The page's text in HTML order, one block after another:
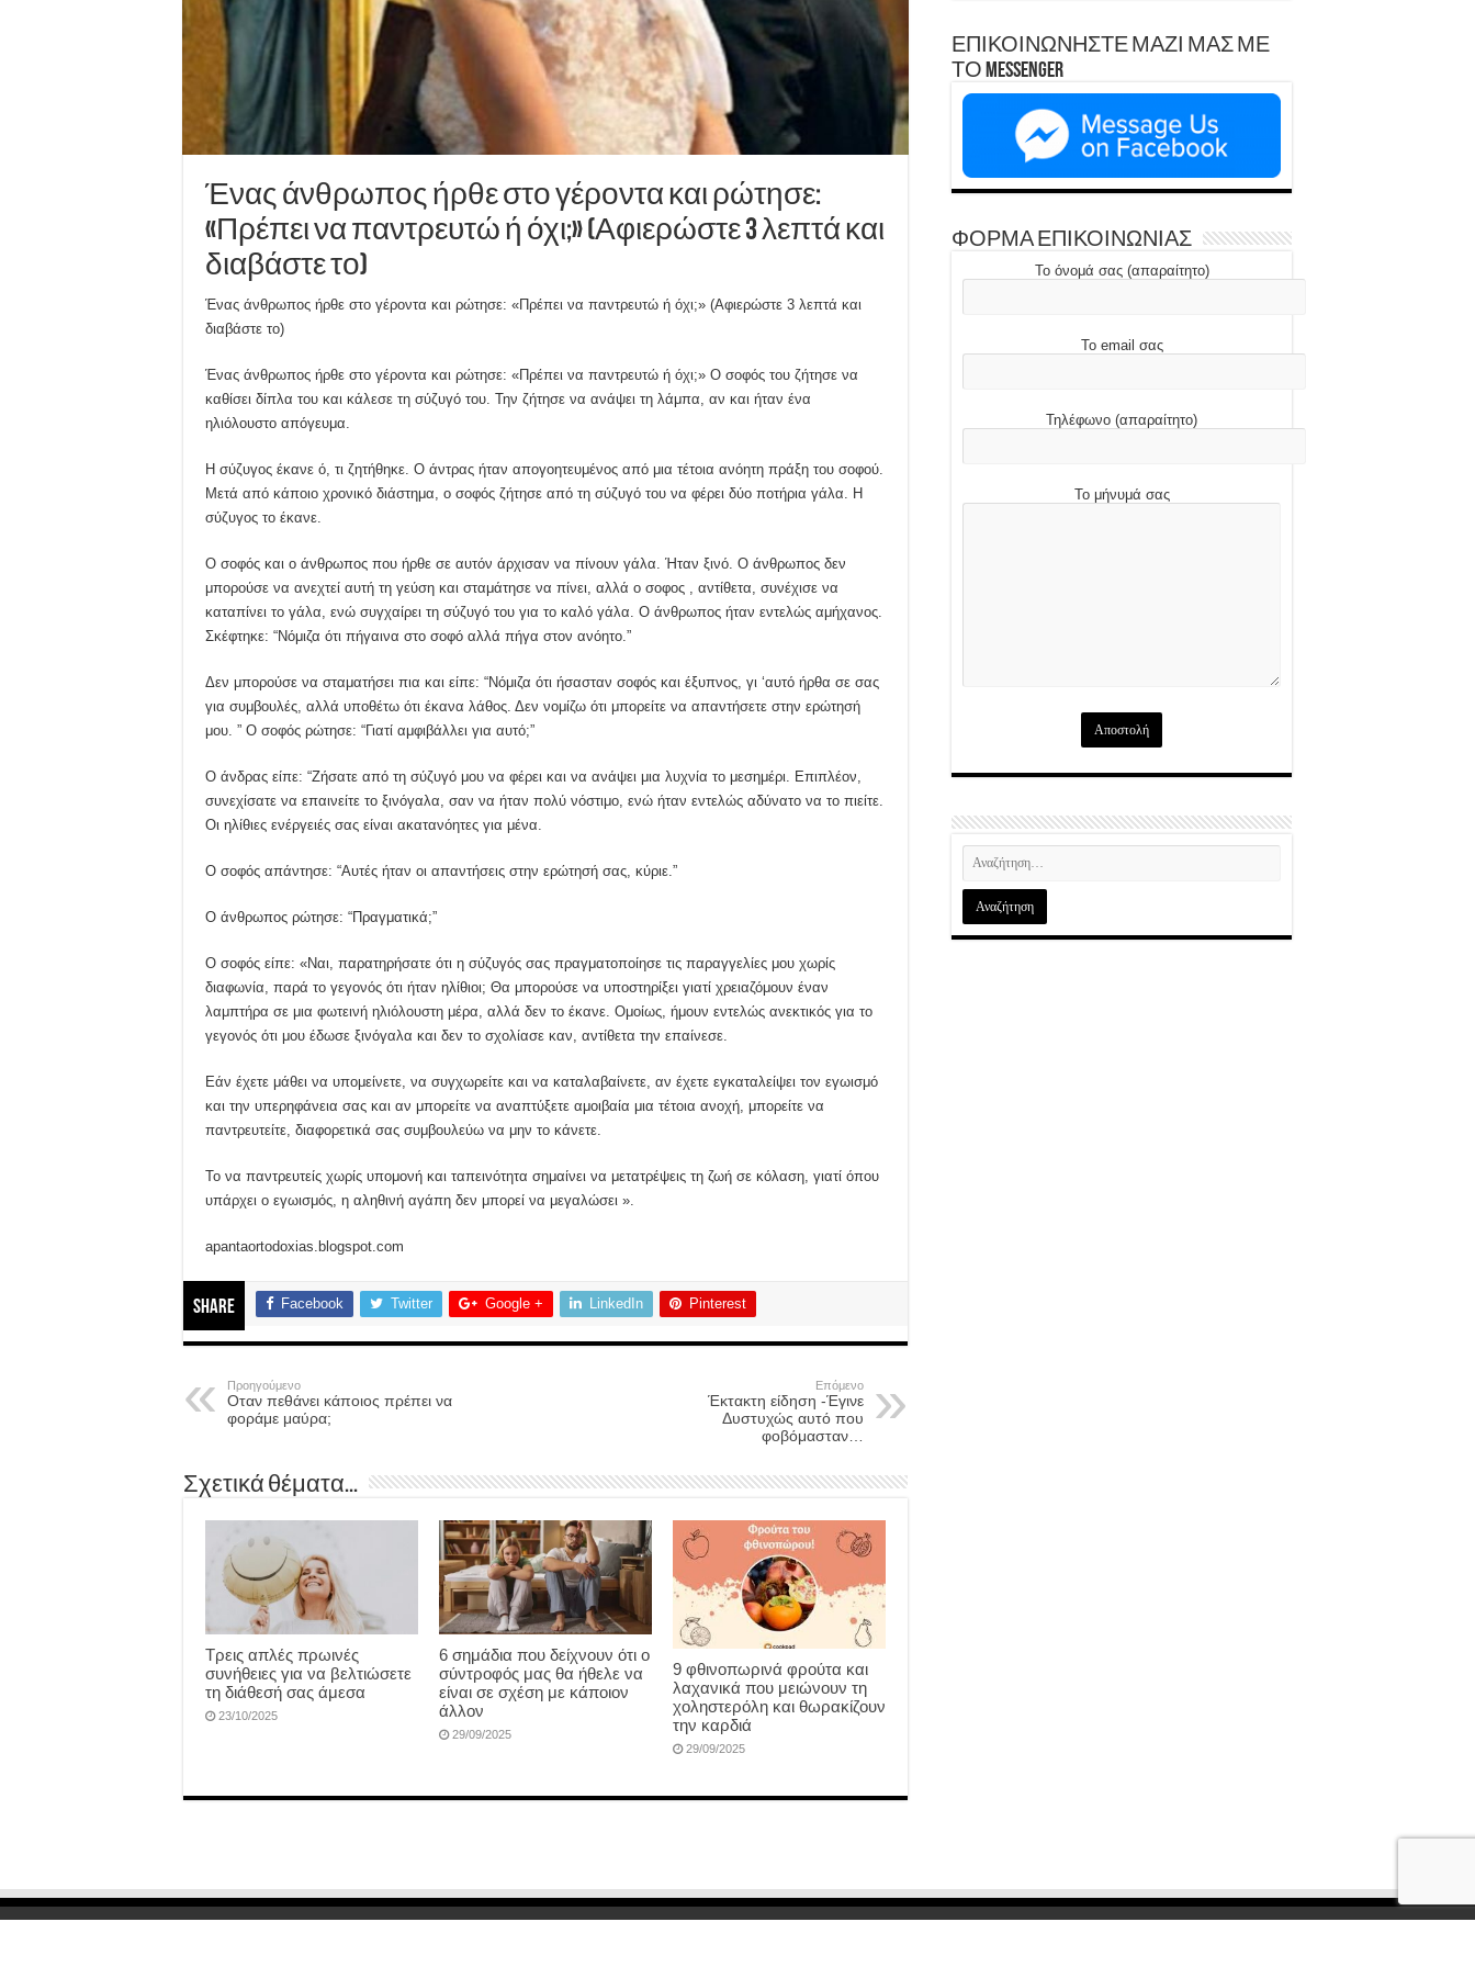
Ένας άνθρωπος ήρθε στο γέροντα και ρώτησε:
«Πρέπει να παντρευτώ ή όχι;» (Αφιερώστε 3 λεπτά και
διαβάστε το)
Ένας άνθρωπος ήρθε στο γέροντα και ρώτησε: «Πρέπει να παντρευτώ ή όχι;» (Αφιερώστε 3 λεπτά και
διαβάστε το)
Ένας άνθρωπος ήρθε στο γέροντα και ρώτησε: «Πρέπει να παντρευτώ ή όχι;» Ο σοφός του ζήτησε να
καθίσει δίπλα του και κάλεσε τη σύζυγό του. Την ζήτησε να ανάψει τη λάμπα, αν και ήταν ένα
ηλιόλουστο απόγευμα.
Η σύζυγος έκανε ό, τι ζητήθηκε. Ο άντρας ήταν απογοητευμένος από μια τέτοια ανόητη πράξη του σοφού.
Μετά από κάποιο χρονικό διάστημα, ο σοφός ζήτησε από τη σύζυγό του να φέρει δύο ποτήρια γάλα. Η
σύζυγος το έκανε.
Ο σοφός και ο άνθρωπος που ήρθε σε αυτόν άρχισαν να πίνουν γάλα. Ήταν ξινό. Ο άνθρωπος δεν
μπορούσε να ανεχτεί αυτή τη γεύση και σταμάτησε να πίνει, αλλά ο σοφος , αντίθετα, συνέχισε να
καταπίνει το γάλα, ενώ συγχαίρει τη σύζυγό του για το καλό γάλα. Ο άνθρωπος ήταν εντελώς αμήχανος.
Σκέφτηκε: “Νόμιζα ότι πήγαινα στο σοφό αλλά πήγα στον ανόητο.”
Δεν μπορούσε να σταματήσει πια και είπε: “Νόμιζα ότι ήσασταν σοφός και έξυπνος, γι ‘αυτό ήρθα σε σας
για συμβουλές, αλλά υποθέτω ότι έκανα λάθος. Δεν νομίζω ότι μπορείτε να απαντήσετε στην ερώτησή
μου. ” Ο σοφός ρώτησε: “Γιατί αμφιβάλλει για αυτό;”
Ο άνδρας είπε: “Ζήσατε από τη σύζυγό μου να φέρει και να ανάψει μια λυχνία το μεσημέρι. Επιπλέον,
συνεχίσατε να επαινείτε το ξινόγαλα, σαν να ήταν πολύ νόστιμο, ενώ ήταν εντελώς αδύνατο να το πιείτε.
Οι ηλίθιες ενέργειές σας είναι ακατανόητες για μένα.
Ο σοφός απάντησε: “Αυτές ήταν οι απαντήσεις στην ερώτησή σας, κύριε.”
Ο άνθρωπος ρώτησε: “Πραγματικά;”
Ο σοφός είπε: «Ναι, παρατηρήσατε ότι η σύζυγός σας πραγματοποίησε τις παραγγελίες μου χωρίς
διαφωνία, παρά το γεγονός ότι ήταν ηλίθιοι; Θα μπορούσε να υποστηρίξει γιατί χρειαζόμουν έναν
λαμπτήρα σε μια φωτεινή ηλιόλουστη μέρα, αλλά δεν το έκανε. Ομοίως, ήμουν εντελώς ανεκτικός για το
γεγονός ότι μου έδωσε ξινόγαλα και δεν το σχολίασε καν, αντίθετα την επαίνεσε.
Εάν έχετε μάθει να υπομείνετε, να συγχωρείτε και να καταλαβαίνετε, αν έχετε εγκαταλείψει τον εγωισμό
και την υπερηφάνεια σας και αν μπορείτε να αναπτύξετε αμοιβαία μια τέτοια ανοχή, μπορείτε να
παντρευτείτε, διαφορετικά σας συμβουλεύω να μην το κάνετε.
Το να παντρευτείς χωρίς υπομονή και ταπεινότητα σημαίνει να μετατρέψεις τη ζωή σε κόλαση, γιατί όπου
υπάρχει ο εγωισμός, η αληθινή αγάπη δεν μπορεί να μεγαλώσει ».
apantaortodoxias.blogspot.com
Share Facebook Twitter Google + LinkedIn Pinterest
Προηγούμενο
Οταν πεθάνει κάποιος πρέπει να
φοράμε μαύρα;
Επόμενο
Έκτακτη είδηση -Έγινε
Δυστυχώς αυτό που
φοβόμασταν…
Σχετικά θέματα...
Τρεις απλές πρωινές
συνήθειες για να βελτιώσετε
τη διάθεσή σας άμεσα
23/10/2025
6 σημάδια που δείχνουν ότι ο
σύντροφός μας θα ήθελε να
είναι σε σχέση με κάποιον
άλλον
29/09/2025
9 φθινοπωρινά φρούτα και
λαχανικά που μειώνουν τη
χοληστερόλη και θωρακίζουν
την καρδιά
29/09/2025
ΕΠΙΚΟΙΝΩΝΗΣΤΕ ΜΑΖΙ ΜΑΣ ΜΕ
ΤΟ Messenger
ΦΟΡΜΑ ΕΠΙΚΟΙΝΩΝΙΑΣ
Το όνομά σας (απαραίτητο)
Το email σας
Τηλέφωνο (απαραίτητο)
Το μήνυμά σας